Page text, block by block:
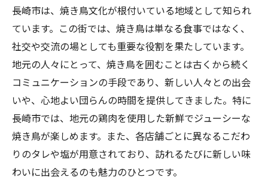
長崎市は、焼き鳥文化が根付いている地域として知られ
ています。この街では、焼き鳥は単なる食事ではなく、
社交や交流の場としても重要な役割を果たしています。
地元の人々にとって、焼き鳥を囲むことは古くから続く
コミュニケーションの手段であり、新しい人々との出会
いや、心地よい団らんの時間を提供してきました。特に
長崎市では、地元の鶏肉を使用した新鮮でジューシーな
焼き鳥が楽しめます。また、各店舗ごとに異なるこだわ
りのタレや塩が用意されており、訪れるたびに新しい味
わいに出会えるのも魅力のひとつです。